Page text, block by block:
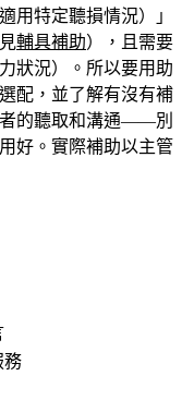
用特定聽損情況）」
輔具補助），且需要
狀況）。所以要用助
配，並了解有沒有補
的聽取和溝通——別
好。實際補助以主管
務